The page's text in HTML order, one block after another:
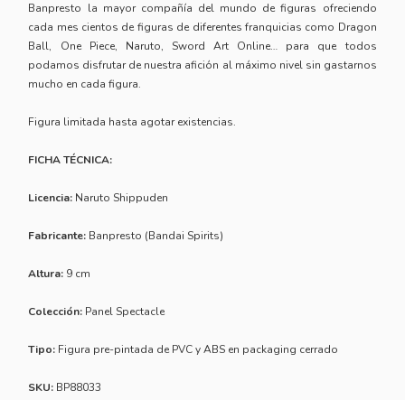
Banpresto la mayor compañía del mundo de figuras ofreciendo
cada mes cientos de figuras de diferentes franquicias como Dragon
Ball, One Piece, Naruto, Sword Art Online… para que todos
podamos disfrutar de nuestra afición al máximo nivel sin gastarnos
mucho en cada figura.
Figura limitada hasta agotar existencias.
FICHA TÉCNICA:
Licencia: Naruto Shippuden
Fabricante: Banpresto (Bandai Spirits)
Altura: 9 cm
Colección: Panel Spectacle
Tipo: Figura pre-pintada de PVC y ABS en packaging cerrado
SKU: BP88033